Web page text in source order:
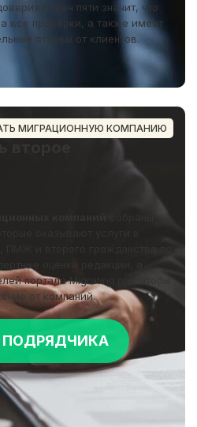
равен пяти значит, что
все проверки, а также имеет
отзывы от клиентов.
второе
оценки редакции, а
портала Migrating.pro, чтобы
от компаний.
ПОДРЯДЧИКА
МИГРАЦИОННУЮ КОМПАНИЮ